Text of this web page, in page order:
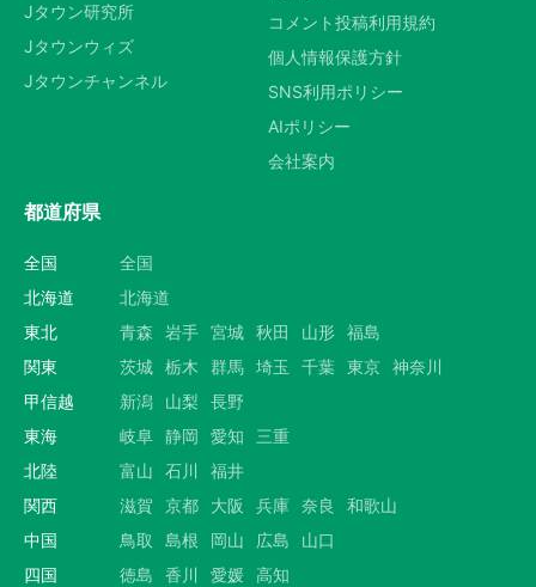
Jタウン研究所
Jタウンウィズ
Jタウンチャンネル
コメント投稿利用規約
個人情報保護方針
SNS利用ポリシー
AIポリシー
会社案内
都道府県
全国
全国
北海道
北海道
東北
青森 岩手 宮城 秋田 山形 福島
関東
茨城 栃木 群馬 埼玉 千葉 東京 神奈川
甲信越
新潟 山梨
長野
東海
岐阜 静岡 愛知
三重
北陸
富山 石川
福井
関西
滋賀 京都 大阪 兵庫 奈良
和歌山
中国
鳥取 島根 岡山 広島
山口
四国
徳島 香川 愛媛 高知